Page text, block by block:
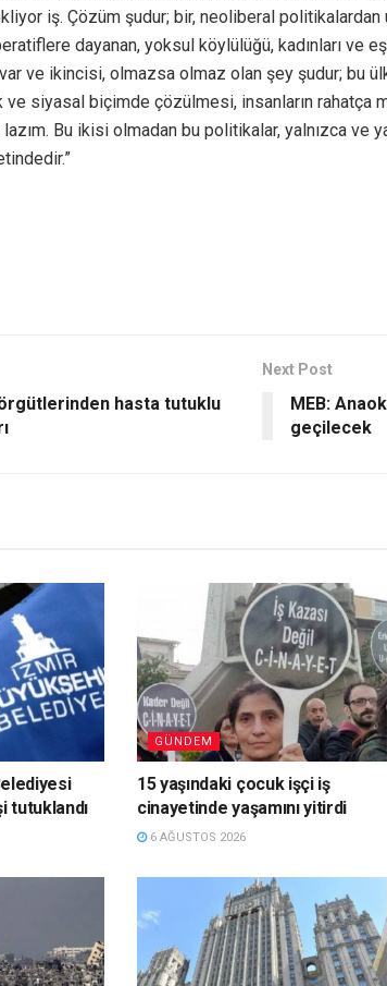
iş. Çözüm şudur; bir, neoliberal
dayanan, yoksul köylülüğü, kadınları ve
ve ikincisi, olmazsa olmaz olan şey şudur; bu
siyasal biçimde çözülmesi, insanların rahatça
Bu ikisi olmadan bu politikalar, yalnızca ve
hasta tutuklu
Next Post
MEB:
geçilecek
tutuklandı
GÜNDEM
15 yaşındaki çocuk işçi iş
cinayetinde yaşamını yitirdi
6 AĞUSTOS 2026